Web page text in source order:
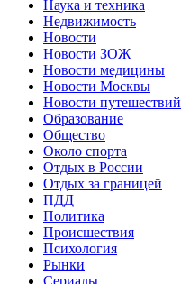
Наука и техника
Недвижимость
Новости
Новости ЗОЖ
Новости медицины
Новости Москвы
Новости путешествий
Образование
Общество
Около спорта
Отдых в России
Отдых за границей
ПДД
Политика
Происшествия
Психология
Рынки
Сериалы